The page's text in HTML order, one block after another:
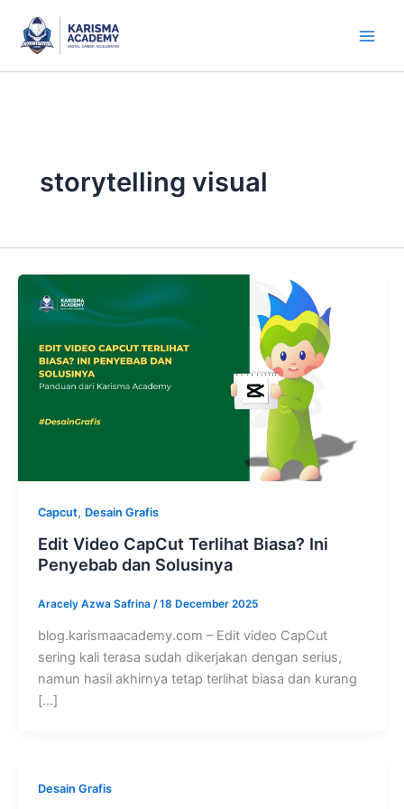
content
storytelling visual
Capcut, Desain Grafis
Edit Video CapCut Terlihat Biasa? Ini
Penyebab dan Solusinya
Aracely Azwa Safrina /18 December 2025
blog.karismaacademy.com – Edit video CapCut
sering kali terasa sudah dikerjakan dengan serius,
namun hasil akhirnya tetap terlihat biasa dan kurang
[…]
Desain Grafis